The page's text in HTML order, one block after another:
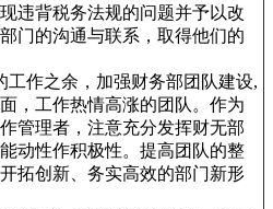
违背税务法规的问题并予以改
门的沟通与联系，取得他们的
作之余，加强财务部团队建设,
，工作热情高涨的团队。作为
管理者，注意充分发挥财无部
动性作积极性。提高团队的整
拓创新、务实高效的部门新形